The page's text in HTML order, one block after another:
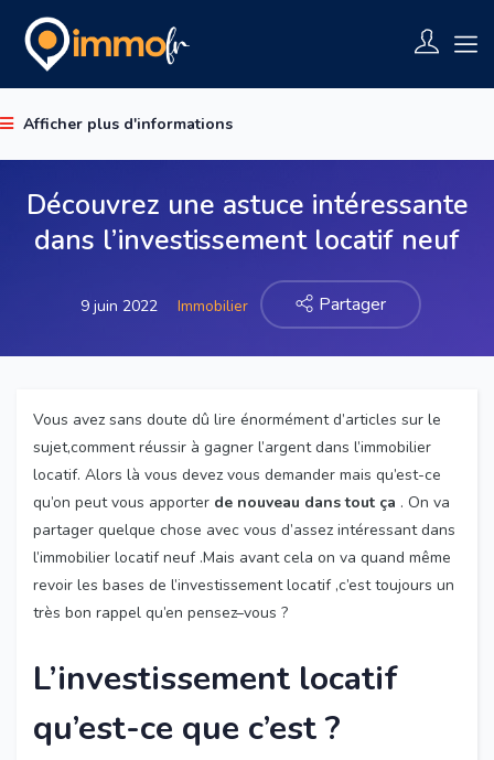
Afficher plus d'informations
Découvrez une astuce intéressante
dans l’investissement locatif neuf
9 juin 2022 Immobilier Partager
Vous avez sans doute dû lire énormément d’articles sur le
sujet,comment réussir à gagner l’argent dans l’immobilier
locatif. Alors là vous devez vous demander mais qu’est-ce
qu’on peut vous apporter de nouveau dans tout ça . On va
partager quelque chose avec vous d’assez intéressant dans
l’immobilier locatif neuf .Mais avant cela on va quand même
revoir les bases de l’investissement locatif ,c’est toujours un
très bon rappel qu’en pensez–vous ?
L’investissement locatif
qu’est-ce que c’est ?